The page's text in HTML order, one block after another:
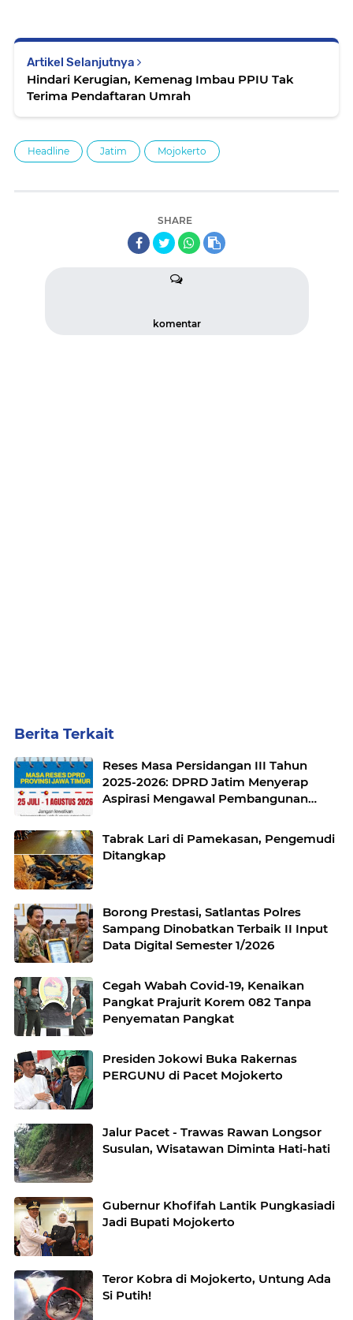
Artikel Selanjutnya
Hindari Kerugian, Kemenag Imbau PPIU Tak
Terima Pendaftaran Umrah
Headline Jatim Mojokerto
SHARE
komentar
Berita Terkait
Reses Masa Persidangan III Tahun
2025-2026: DPRD Jatim Menyerap
Aspirasi Mengawal Pembangunan
Tabrak Lari di Pamekasan, Pengemudi
Ditangkap
Borong Prestasi, Satlantas Polres
Sampang Dinobatkan Terbaik II Input
Data Digital Semester 1/2026
Cegah Wabah Covid-19, Kenaikan
Pangkat Prajurit Korem 082 Tanpa
Penyematan Pangkat
Presiden Jokowi Buka Rakernas
PERGUNU di Pacet Mojokerto
Jalur Pacet - Trawas Rawan Longsor
Susulan, Wisatawan Diminta Hati-hati
Gubernur Khofifah Lantik Pungkasiadi
Jadi Bupati Mojokerto
Teror Kobra di Mojokerto, Untung Ada
Si Putih!